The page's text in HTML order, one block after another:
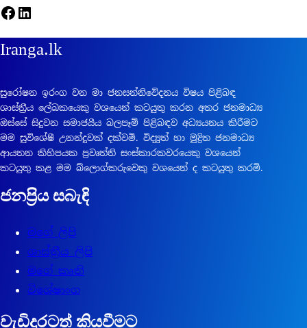
Facebook LinkedIn
Iranga.lk
සුරෝෂන ඉරංග වන මා ජනසන්නිවේදනය විෂය පිළිබඳ
ශාස්ත්‍රීය ලේඛකයෙකු වශයෙන් කටයුතු කරන අතර ජනමාධ්‍ය
ඔස්සේ සිදුවන සමාජයීය බලපෑම් පිළිබඳව අධ්‍යයනය කිරීමට
මම සුවිශේෂී උනන්දුවක් දක්වමි. විද්‍යුත් හා මුද්‍රිත ජනමාධ්‍ය
ආයතන කිහිපයක ප්‍රවෘත්ති සංස්කාරකවරයෙකු වශයෙන්
කටයුතු කළ මම බ්ලොග්කරුවෙකු වශයෙන් ද කටයුතු කරමි.
ජනප්‍රිය සබැඳි
මගේ ලිපි
ශාස්ත්‍රීය ලිපි
මගේ කෘති
විශේෂාංග
වැඩිදුරටත් කියවීමට